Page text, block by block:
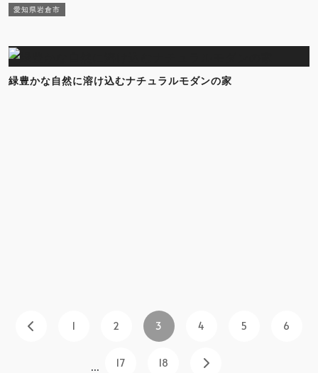
愛知県岩倉市
緑豊かな自然に溶け込むナチュラルモダンの家
1 2 3 4 5 6
... 17 18